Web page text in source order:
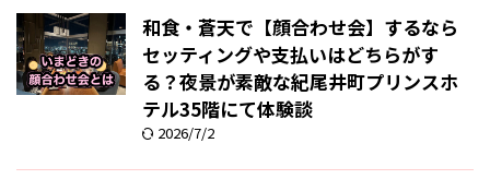
和食・蒼天で【顔合わせ会】するなら
セッティングや支払いはどちらがす
る？夜景が素敵な紀尾井町プリンスホ
テル35階にて体験談
2026/7/2